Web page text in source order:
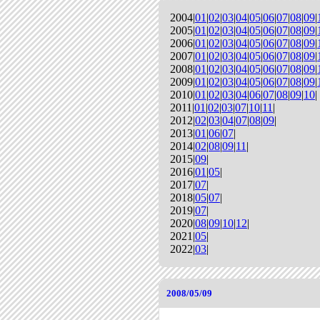
2004|01 |02|03|04|05|06|07|08|09|
2005|01 |02|03|04|05|06|07|08|09|
2006|01 |02|03|04|05|06|07|08|09|
2007|01 |02|03|04|05|06|07|08|09|
2008|01 |02|03|04|05|06|07|08|09|
2009|01 |02|03|04|05|06|07|08|09|
2010|01 |02|03|04|06|07|08|09|10|
2011|01 |02|03|07|10|11 |
2012|02|03|04|07|08|09|
2013|01 |06|07|
2014|02|08|09|11 |
2015|09|
2016|01 |05|
2017|07|
2018|05|07|
2019|07|
2020|08|09|10|12|
2021|05|
2022|03|
2008/05/09